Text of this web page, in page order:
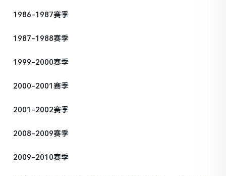
1986-1987赛季
1987-1988赛季
1999-2000赛季
2000-2001赛季
2001-2002赛季
2008-2009赛季
2009-2010赛季